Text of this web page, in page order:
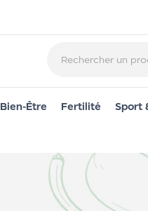
Bien-Être Fertilité
Sport